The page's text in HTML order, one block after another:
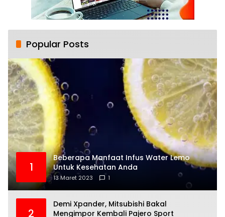
Popular Posts
1
Beberapa Manfaat Infus Water Lemo
Untuk Kesehatan Anda
13 Maret 2023 1
2
Demi Xpander, Mitsubishi Bakal
Mengimpor Kembali Pajero Sport